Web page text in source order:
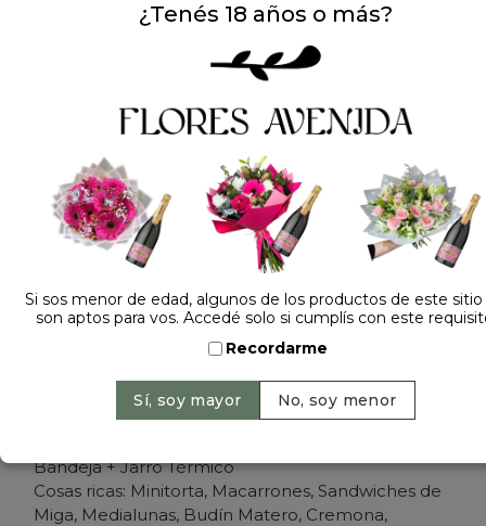
Dejá tu opinión
DESAYUNO O MERIENDA 13
Precio: $ 159.000 $ 169.000 Ahorrás 6%
Cantidad:
Agregar al carrito
Bandeja + Jarro Térmico
Cosas ricas: Minitorta, Macarrones, Sandwiches de
Miga, Medialunas, Budín Matero, Cremona,
¿Tenés 18 años o más?
Si sos menor de edad, algunos de los productos de este
son aptos para vos. Accedé solo si cumplís con este
Recordarme